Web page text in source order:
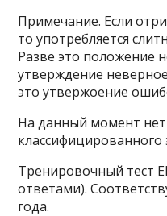
Примечание. Если
то употребляется
Разве это положение
утверждение
это утвержоение
На данный момент
Тренировочный тест
ответами).
года.